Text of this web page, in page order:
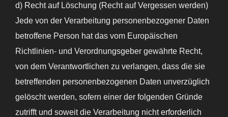
d) Recht auf Löschung (Recht auf Vergessen werden)
Jede von der Verarbeitung personenbezogener Daten
betroffene Person hat das vom Europäischen
Richtlinien- und Verordnungsgeber gewährte Recht,
von dem Verantwortlichen zu verlangen, dass die sie
betreffenden personenbezogenen Daten unverzüglich
gelöscht werden, sofern einer der folgenden Gründe
zutrifft und soweit die Verarbeitung nicht erforderlich